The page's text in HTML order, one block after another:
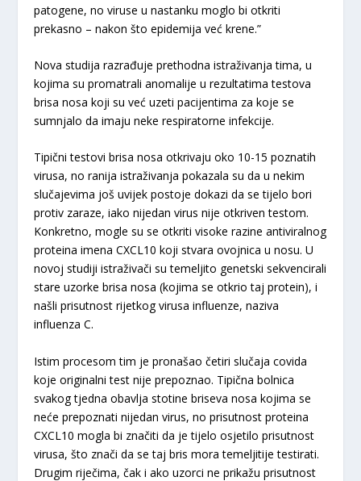
patogene, no viruse u nastanku moglo bi otkriti
prekasno – nakon što epidemija već krene.”
Nova studija razrađuje prethodna istraživanja tima, u
kojima su promatrali anomalije u rezultatima testova
brisa nosa koji su već uzeti pacijentima za koje se
sumnjalo da imaju neke respiratorne infekcije.
Tipični testovi brisa nosa otkrivaju oko 10-15 poznatih
virusa, no ranija istraživanja pokazala su da u nekim
slučajevima još uvijek postoje dokazi da se tijelo bori
protiv zaraze, iako nijedan virus nije otkriven testom.
Konkretno, mogle su se otkriti visoke razine antiviralnog
proteina imena CXCL10 koji stvara ovojnica u nosu. U
novoj studiji istraživači su temeljito genetski sekvencirali
stare uzorke brisa nosa (kojima se otkrio taj protein), i
našli prisutnost rijetkog virusa influenze, naziva
influenza C.
Istim procesom tim je pronašao četiri slučaja covida
koje originalni test nije prepoznao. Tipična bolnica
svakog tjedna obavlja stotine briseva nosa kojima se
neće prepoznati nijedan virus, no prisutnost proteina
CXCL10 mogla bi značiti da je tijelo osjetilo prisutnost
virusa, što znači da se taj bris mora temeljitije testirati.
Drugim riječima, čak i ako uzorci ne prikažu prisutnost